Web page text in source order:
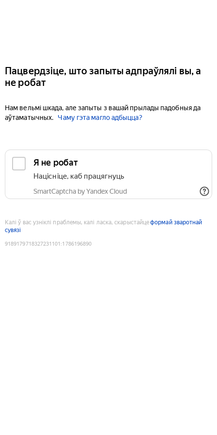
Пацвердзіце, што запыты адпраўлялі вы, а
не робат
Нам вельмі шкада, але запыты з вашай прылады падобныя да
аўтаматычных.
Чаму гэта магло адбыцца?
Я не робат
Націсніце, каб працягнуць
SmartCaptcha by Yandex Cloud
Калі ў вас узніклі праблемы, калі ласка, скарыстайцеформай зваротнай
сувязі
9189179718327231101 :1786196890